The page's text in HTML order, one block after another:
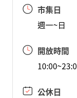
市集日
週一~日
開放時間
公休日